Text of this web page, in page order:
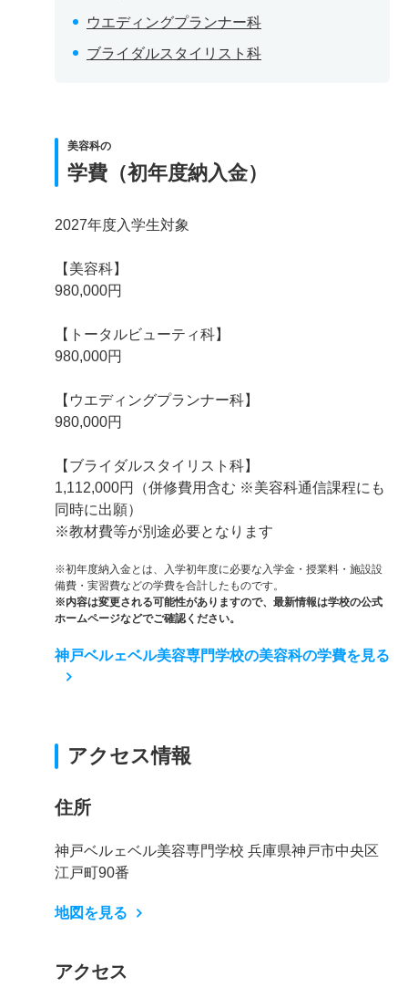
ウエディングプランナー科
ブライダルスタイリスト科
美容科の
学費（初年度納入金）
2027年度入学生対象
【美容科】
980,000円
【トータルビューティ科】
980,000円
【ウエディングプランナー科】
980,000円
【ブライダルスタイリスト科】
1,112,000円（併修費用含む ※美容科通信課程にも
同時に出願）
※教材費等が別途必要となります
※初年度納入金とは、入学初年度に必要な入学金・授業料・施設設
備費・実習費などの学費を合計したものです。
※内容は変更される可能性がありますので、最新情報は学校の公式
ホームページなどでご確認ください。
神戸ベルェベル美容専門学校の美容科の学費を見る
アクセス情報
住所
神戸ベルェベル美容専門学校 兵庫県神戸市中央区
江戸町90番
地図を見る
アクセス